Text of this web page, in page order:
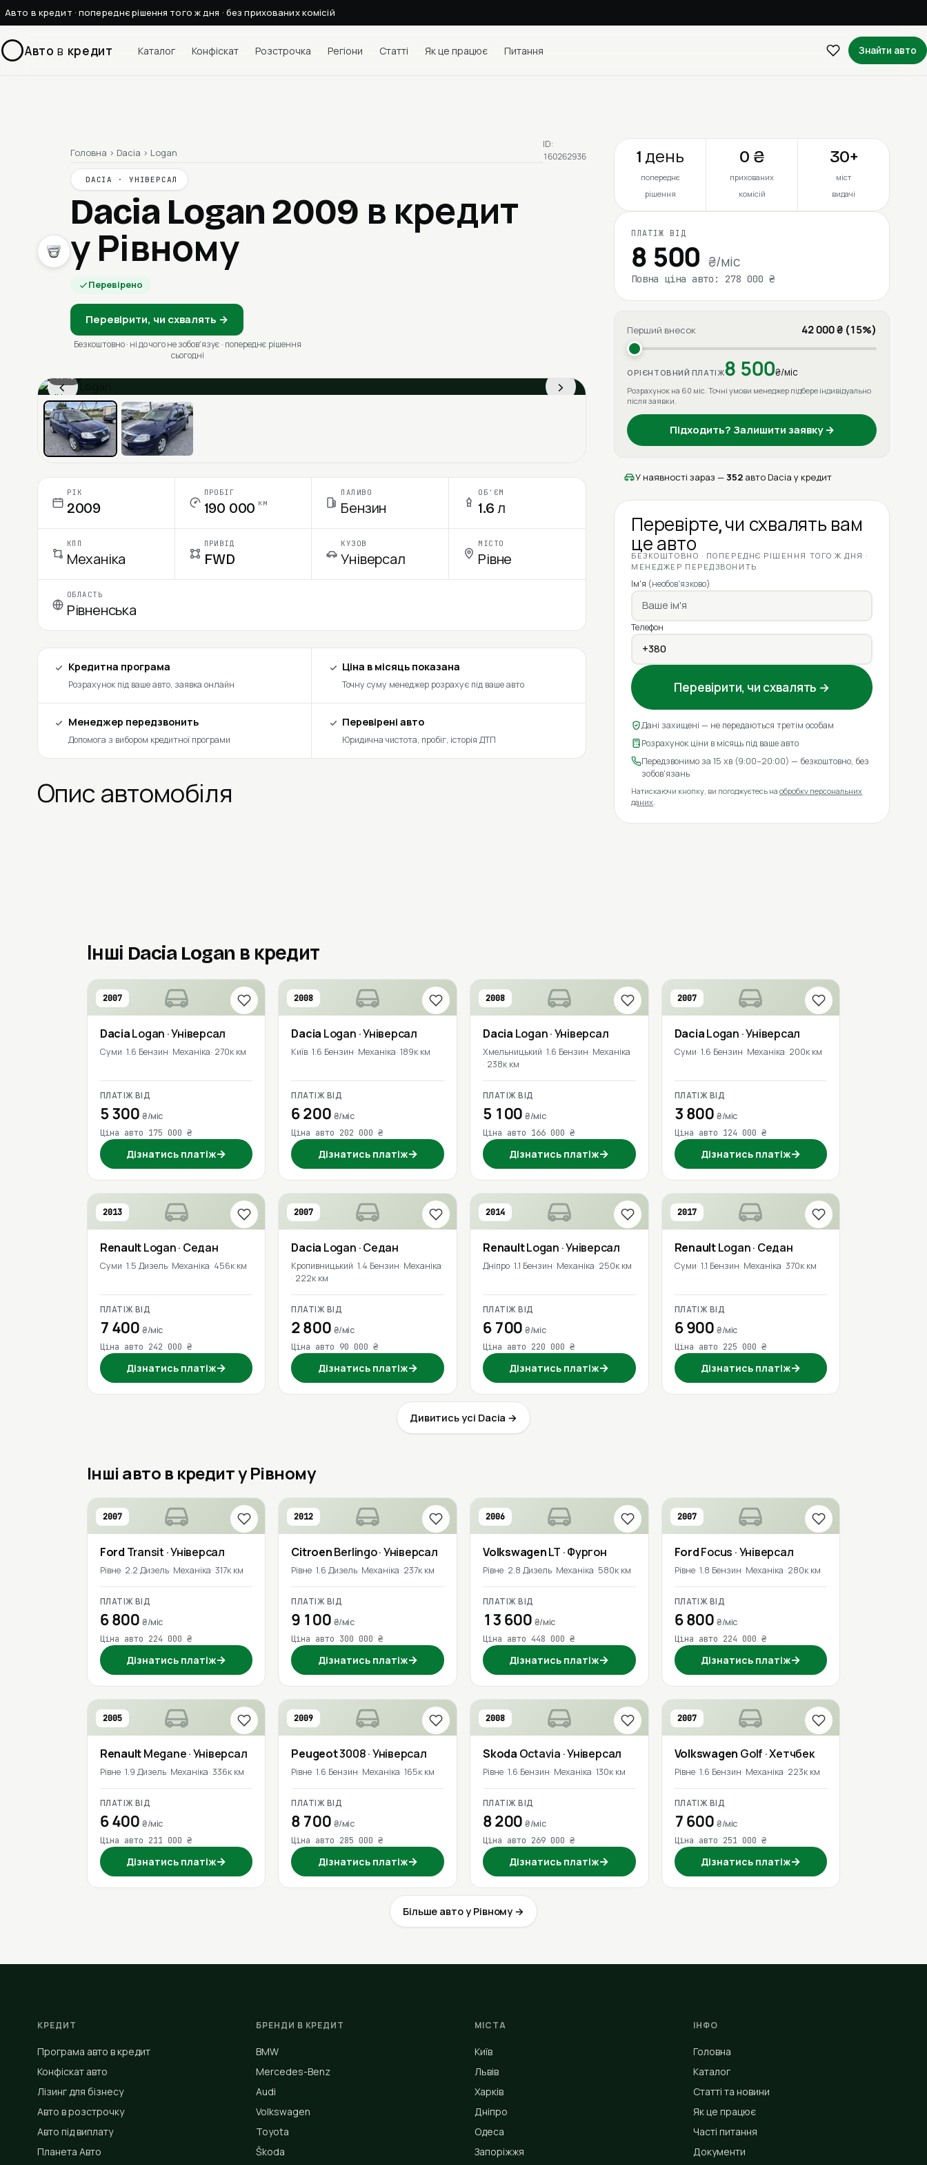
Авто в кредит · попереднє рішення того ж дня · без прихованих комісій
Авто в кредит Каталог Конфіскат Розстрочка Регіони Статті Як це працює Питання Знайти авто
Головна › Dacia › Logan
DACIA · УНІВЕРСАЛ
Dacia Logan 2009 в кредит
у Рівному
Перевірено
Перевірити, чи схвалять →
Безкоштовно · ні до чого не зобовʼязує · попереднє рішення
сьогодні
ID:
160262936
‹ ›
1 / 13
Ціна в місяць
РІК
2009
ПРОБІГ
190 000 км
ПАЛИВО
Бензин
ОБ'ЄМ
1.6 л
КПП
Механіка
ПРИВІД
FWD
КУЗОВ
Універсал
МІСТО
Рівне
ОБЛАСТЬ
Рівненська
Кредитна програма
Розрахунок під ваше авто, заявка онлайн
Ціна в місяць показана
Точну суму менеджер розрахує під ваше авто
Менеджер передзвонить
Допомога з вибором кредитної програми
Перевірені авто
Юридична чистота, пробіг, історія ДТП
Опис автомобіля
1 день
попереднє
рішення
0 ₴
прихованих
комісій
30+
міст
видачі
ПЛАТІЖ ВІД
8 500 ₴/міс
Повна ціна авто: 278 000 ₴
Перший внесок 42 000 ₴ (15%)
ОРІЄНТОВНИЙ ПЛАТІЖ8 500₴/міс
Розрахунок на 60 міс. Точні умови менеджер підбере індивідуально
після заявки.
Підходить? Залишити заявку →
У наявності зараз — 352 авто Dacia у кредит
Перевірте, чи схвалять вам
це авто
БЕЗКОШТОВНО · ПОПЕРЕДНЄ РІШЕННЯ ТОГО Ж ДНЯ ·
МЕНЕДЖЕР ПЕРЕДЗВОНИТЬ
Ім'я (необов'язково)
Телефон
Перевірити, чи схвалять →
Дані захищені — не передаються третім особам
Розрахунок ціни в місяць під ваше авто
Передзвонимо за 15 хв (9:00–20:00) — безкоштовно, без
зобов'язань
Натискаючи кнопку, ви погоджуєтесь наобробку персональних
даних
Інші Dacia Logan в кредит
2007
DaciaLogan · Універсал
Суми 1.6 Бензин Механіка 270к км
ПЛАТІЖ ВІД
5 300₴/міс
Ціна авто 175 000 ₴
Дізнатись платіж→
2008
Dacia Logan · Універсал
Київ 1.6 Бензин Механіка 189к км
ПЛАТІЖ ВІД
6 200 ₴/міс
Ціна авто 202 000 ₴
Дізнатись платіж→
2008
Dacia Logan· Універсал
Хмельницький 1.6 Бензин Механіка
238к км
ПЛАТІЖ ВІД
5 100₴/міс
Ціна авто 166 000 ₴
Дізнатись платіж→
2007
DaciaLogan · Універсал
Суми 1.6 Бензин Механіка 200к км
ПЛАТІЖ ВІД
3 800 ₴/міс
Ціна авто 124 000 ₴
Дізнатись платіж→
2013
RenaultLogan· Седан
Суми 1.5 Дизель Механіка 456к км
ПЛАТІЖ ВІД
7 400₴/міс
Ціна авто 242 000 ₴
Дізнатись платіж→
2007
Dacia Logan · Седан
Кропивницький 1.4 Бензин Механіка
222к км
ПЛАТІЖ ВІД
2 800 ₴/міс
Ціна авто 90 000 ₴
Дізнатись платіж→
2014
RenaultLogan · Універсал
Дніпро 1.1 Бензин Механіка 250к км
ПЛАТІЖ ВІД
6 700₴/міс
Ціна авто 220 000 ₴
Дізнатись платіж→
2017
RenaultLogan· Седан
Суми 1.1 Бензин Механіка 370к км
ПЛАТІЖ ВІД
6 900 ₴/міс
Ціна авто 225 000 ₴
Дізнатись платіж→
Дивитись усі Dacia →
Інші авто в кредит у Рівному
2007
Ford Transit · Універсал
Рівне 2.2 Дизель Механіка 317к км
ПЛАТІЖ ВІД
6 800₴/міс
Ціна авто 224 000 ₴
Дізнатись платіж→
2012
CitroenBerlingo· Універсал
Рівне 1.6 Дизель Механіка 237к км
ПЛАТІЖ ВІД
9 100 ₴/міс
Ціна авто 300 000 ₴
Дізнатись платіж→
2006
VolkswagenLT · Фургон
Рівне 2.8 Дизель Механіка 580к км
ПЛАТІЖ ВІД
13 600 ₴/міс
Ціна авто 448 000 ₴
Дізнатись платіж→
2007
FordFocus · Універсал
Рівне 1.8 Бензин Механіка 280к км
ПЛАТІЖ ВІД
6 800 ₴/міс
Ціна авто 224 000 ₴
Дізнатись платіж→
2005
RenaultMegane· Універсал
Рівне 1.9 Дизель Механіка 336к км
ПЛАТІЖ ВІД
6 400₴/міс
Ціна авто 211 000 ₴
Дізнатись платіж→
2009
Peugeot3008· Універсал
Рівне 1.6 Бензин Механіка 165к км
ПЛАТІЖ ВІД
8 700 ₴/міс
Ціна авто 285 000 ₴
Дізнатись платіж→
2008
Skoda Octavia · Універсал
Рівне 1.6 Бензин Механіка 130к км
ПЛАТІЖ ВІД
8 200₴/міс
Ціна авто 269 000 ₴
Дізнатись платіж→
2007
Volkswagen Golf · Хетчбек
Рівне 1.6 Бензин Механіка 223к км
ПЛАТІЖ ВІД
7 600 ₴/міс
Ціна авто 251 000 ₴
Дізнатись платіж→
Більше авто у Рівному →
КРЕДИТ
Програма авто в кредит
Конфіскат авто
Лізинг для бізнесу
Авто в розстрочку
Авто під виплату
Планета Авто
БРЕНДИ В КРЕДИТ
BMW
Mercedes-Benz
Audi
Volkswagen
Toyota
Škoda
МІСТА
Київ
Львів
Харків
Дніпро
Одеса
Запоріжжя
ІНФО
Головна
Каталог
Статті та новини
Як це працює
Часті питання
Документи